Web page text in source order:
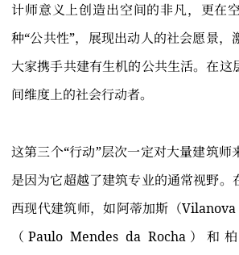
计师意义上创造出空间的非凡，更在
种“公共性”，展现出动人的社会愿景，
大家携手共建有生机的公共生活。在这
间维度上的社会行动者。
这第三个“行动”层次一定对大量建筑师
是因为它超越了建筑专业的通常视野。
西现代建筑师，如阿蒂加斯（
（Paulo Mendes da Rocha）和